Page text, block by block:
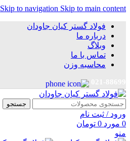
Skip to navigation Skip to main content
فولاد گستر کیان جاودان
درباره ما
وبلاگ
تماس با ما
محاسبه وزن
جستجو
ورود / ثبت نام
0 مورد 0 تومان
منو